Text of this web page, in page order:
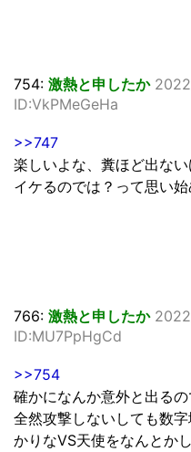
754: 激熱と申したか
ID:VkPMeGeHa
>>747
楽しいよな、糞ほど出な
イケるのでは？って思い
766: 激熱と申したか
ID:MU7PpHgCd
>>754
確かになんか意外と出る
全然攻撃しないしても数
かりなVS天使をなんとか